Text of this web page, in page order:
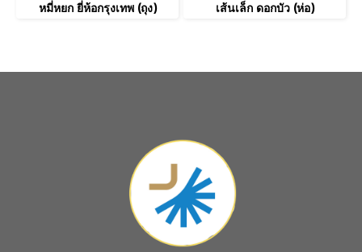
หมี่หยก ยี่ห้อกรุงเทพ (ถุง) เส้นเล็ก ดอกบัว (ห่อ)